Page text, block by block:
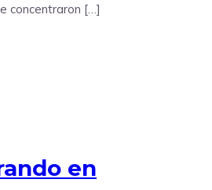
concentraron […]
en